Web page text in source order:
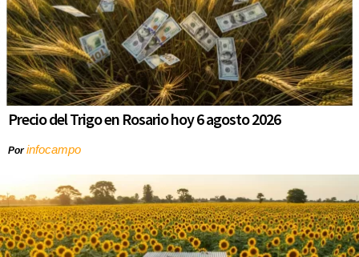
Precio del Trigo en Rosario hoy 6 agosto 2026
Porinfocampo